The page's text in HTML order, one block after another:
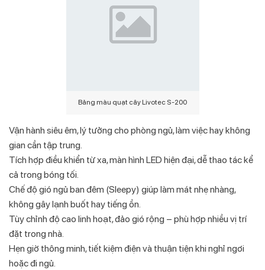
Bảng màu quạt cây Livotec S-200
Vận hành siêu êm, lý tưởng cho phòng ngủ, làm việc hay không
gian cần tập trung.
Tích hợp điều khiển từ xa, màn hình LED hiện đại, dễ thao tác kể
cả trong bóng tối.
Chế độ gió ngủ ban đêm (Sleepy) giúp làm mát nhẹ nhàng,
không gây lạnh buốt hay tiếng ồn.
Tùy chỉnh độ cao linh hoạt, đảo gió rộng – phù hợp nhiều vị trí
đặt trong nhà.
Hẹn giờ thông minh, tiết kiệm điện và thuận tiện khi nghỉ ngơi
hoặc đi ngủ.